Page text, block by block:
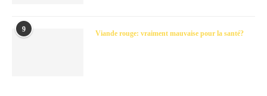
9 Viande rouge: vraiment mauvaise pour la santé?